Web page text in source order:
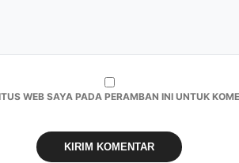
WEB SAYA PADA PERAMBAN INI UNTUK